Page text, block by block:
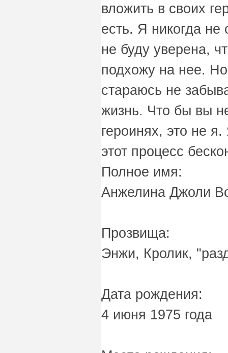
вложить в своих
есть. Я никогда не
не буду уверена,
подхожу на нее.
стараюсь не
жизнь. Что бы вы
героинях, это не
этот процесс
Полное имя:
Анжелина Джоли
Прозвища:
Энжи, Кролик,
Дата рождения:
4 июня 1975 года